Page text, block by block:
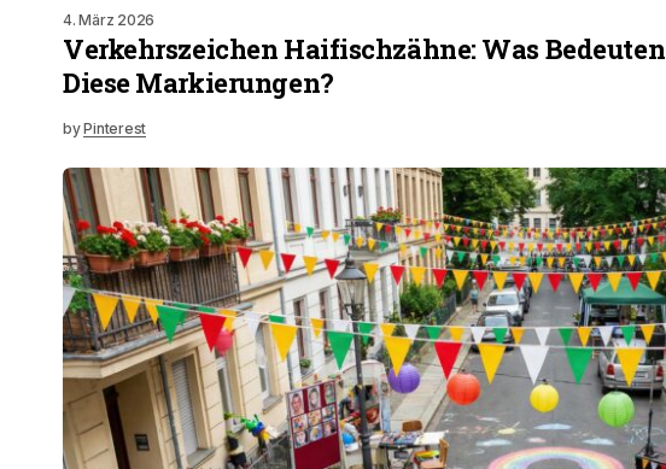
4. März 2026
Verkehrszeichen Haifischzähne: Was Bedeuten
Diese Markierungen?
byPinterest